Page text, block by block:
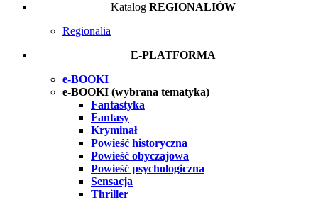
Katalog REGIONALIÓW
Regionalia
E-PLATFORMA
e-BOOKI
e-BOOKI (wybrana tematyka)
Fantastyka
Fantasy
Kryminał
Powieść historyczna
Powieść obyczajowa
Powieść psychologiczna
Sensacja
Thriller